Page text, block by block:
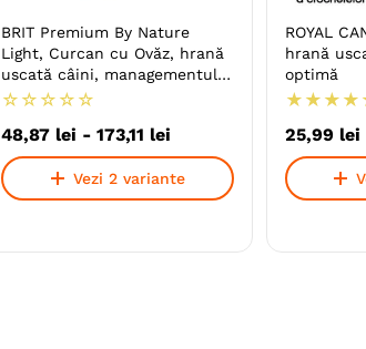
BRIT Premium By Nature
Light, Curcan cu Ovăz, hrană
uscată câini, managementul
greutății
☆ ☆ ☆ ☆ ☆
48,87 lei - 173,11 lei
Vezi 2 variante
ROYAL
hrană
optimă
★ ★ ★ ★
25,99 lei